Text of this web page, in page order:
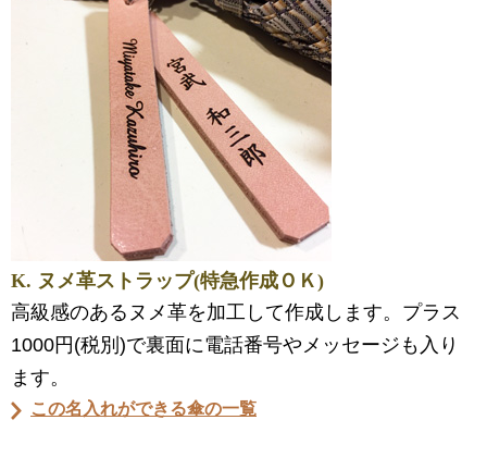
K. ヌメ革ストラップ(特急作成ＯＫ)
高級感のあるヌメ革を加工して作成します。プラス
1000円(税別)で裏面に電話番号やメッセージも入り
ます。
この名入れができる傘の一覧